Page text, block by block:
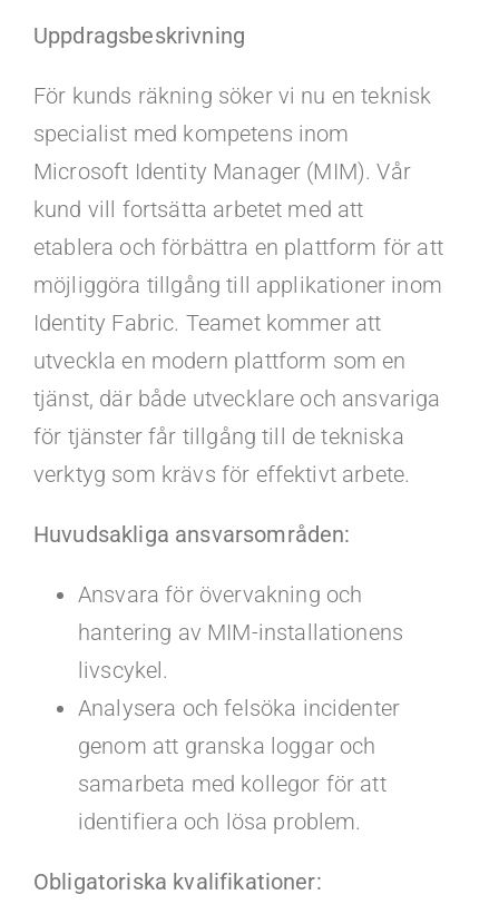
Portal
Uppdragsbeskrivning
För kunds räkning söker vi nu en teknisk
specialist med kompetens inom
Microsoft Identity Manager (MIM). Vår
kund vill fortsätta arbetet med att
etablera och förbättra en plattform för att
möjliggöra tillgång till applikationer inom
Identity Fabric. Teamet kommer att
utveckla en modern plattform som en
tjänst, där både utvecklare och ansvariga
för tjänster får tillgång till de tekniska
verktyg som krävs för effektivt arbete.
Huvudsakliga ansvarsområden:
Ansvara för övervakning och
hantering av MIM-installationens
livscykel.
Analysera och felsöka incidenter
genom att granska loggar och
samarbeta med kollegor för att
identifiera och lösa problem.
Obligatoriska kvalifikationer: